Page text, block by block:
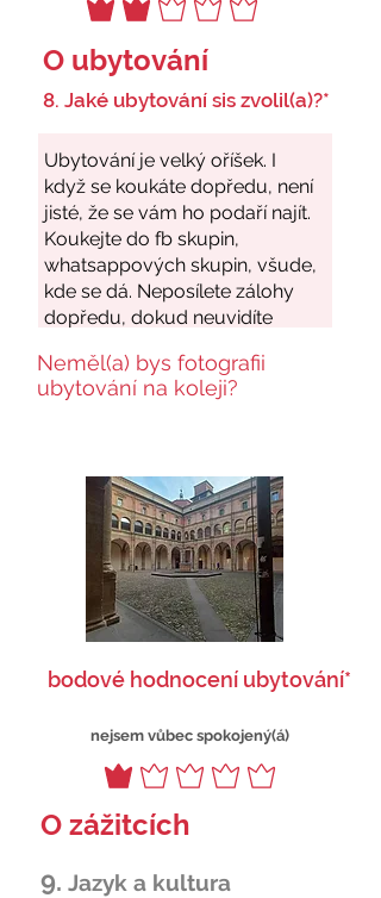
O ubytování
8. Jaké ubytování sis zvolil(a)?*
Neměl(a) bys fotografii
ubytování na koleji?
bodové hodnocení ubytování*
nejsem vůbec spokojený(á)
O zážitcích
9. Jazyk a kultura